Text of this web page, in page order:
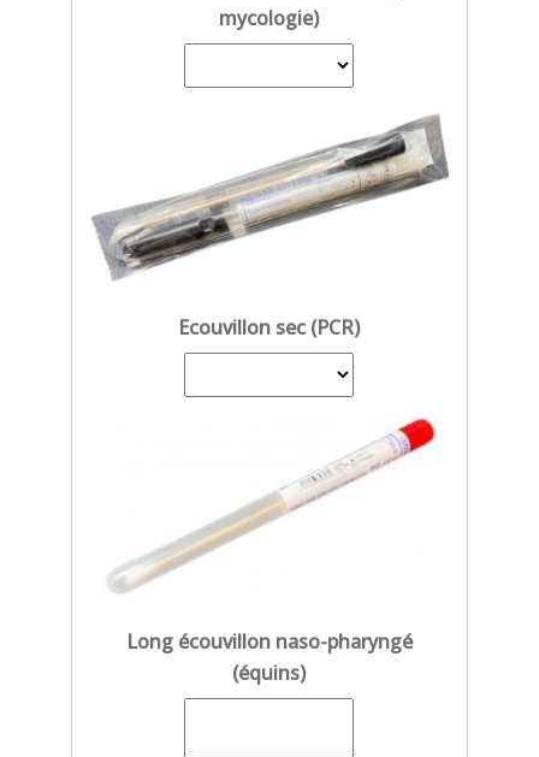
mycologie)
Ecouvillon sec (PCR)
Long écouvillon naso-pharyngé
(équins)